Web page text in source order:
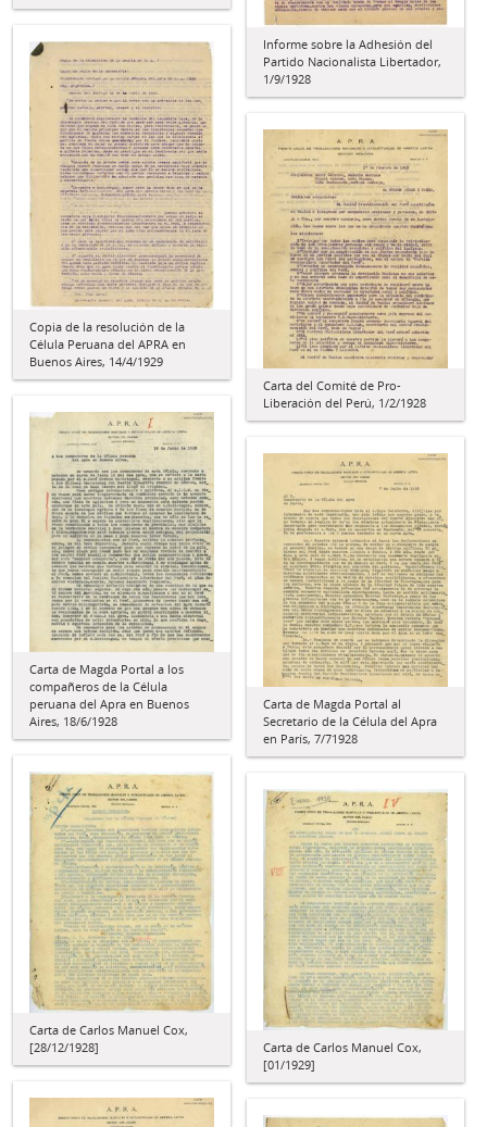
Informe sobre la Adhesión del
Partido Nacionalista Libertador,
1/9/1928
Copia de la resolución de la
Célula Peruana del APRA en
Buenos Aires, 14/4/1929
Carta del Comité de Pro-
Liberación del Perú, 1/2/1928
Carta de Magda Portal a los
compañeros de la Célula
peruana del Apra en Buenos
Aires, 18/6/1928
Carta de Magda Portal al
Secretario de la Célula del Apra
en París, 7/71928
Carta de Carlos Manuel Cox,
[28/12/1928]
Carta de Carlos Manuel Cox,
[01/1929]